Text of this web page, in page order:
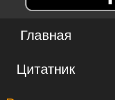
Главная
Цитатник